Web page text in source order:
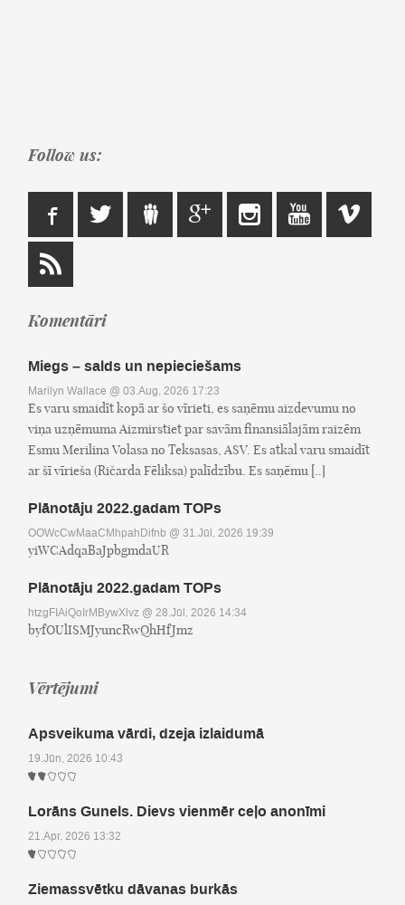
Follow us:
Komentāri
Miegs – salds un nepieciešams
Marilyn Wallace @ 03.Aug, 2026 17:23
Es varu smaidīt kopā ar šo vīrieti, es saņēmu aizdevumu no
viņa uzņēmuma Aizmirstiet par savām finansiālajām raizēm
Esmu Merilina Volasa no Teksasas, ASV. Es atkal varu smaidīt
ar šī vīrieša (Ričarda Fēliksa) palīdzību. Es saņēmu [..]
Plānotāju 2022.gadam TOPs
OOWcCwMaaCMhpahDifnb @ 31.Jūl, 2026 19:39
yiWCAdqaBaJpbgmdaUR
Plānotāju 2022.gadam TOPs
htzgFIAiQoIrMBywXlvz @ 28.Jūl, 2026 14:34
byfOUlISMJyuncRwQhHfJmz
Vērtējumi
Apsveikuma vārdi, dzeja izlaidumā
19.Jūn, 2026 10:43
Lorāns Gunels. Dievs vienmēr ceļo anonīmi
21.Apr, 2026 13:32
Ziemassvētku dāvanas burkās